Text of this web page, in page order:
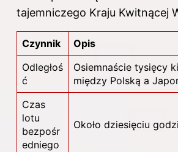
tajemniczego Kraju Kwitnącej
Czynnik
Opis
Odległoś
ć
Osiemnaście tysięcy
między Polską a
Czas
lotu
bezpośr
edniego
Około dziesięciu